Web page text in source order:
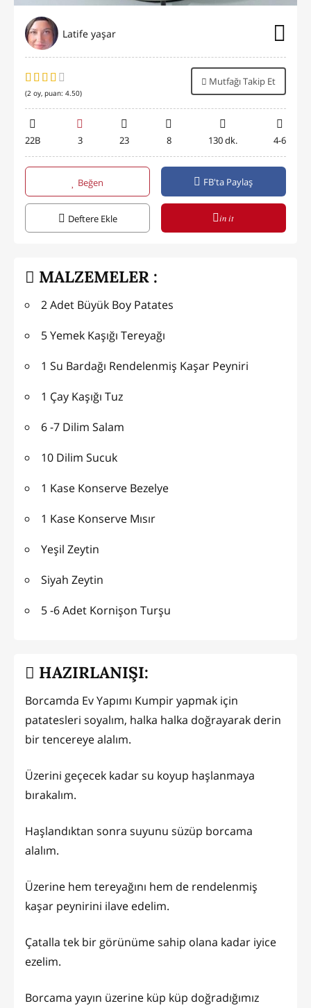
Latife yaşar
(2 oy, puan: 4.50)
Mutfağı Takip Et
22B 3 23 8 130 dk. 4-6
Beğen FB'ta Paylaş
Deftere Ekle in it
MALZEMELER :
2 Adet Büyük Boy Patates
5 Yemek Kaşığı Tereyağı
1 Su Bardağı Rendelenmiş Kaşar Peyniri
1 Çay Kaşığı Tuz
6 -7 Dilim Salam
10 Dilim Sucuk
1 Kase Konserve Bezelye
1 Kase Konserve Mısır
Yeşil Zeytin
Siyah Zeytin
5 -6 Adet Kornişon Turşu
HAZIRLANIŞI:
Borcamda Ev Yapımı Kumpir yapmak için
patatesleri soyalım, halka halka doğrayarak derin
bir tencereye alalım.
Üzerini geçecek kadar su koyup haşlanmaya
bırakalım.
Haşlandıktan sonra suyunu süzüp borcama
alalım.
Üzerine hem tereyağını hem de rendelenmiş
kaşar peynirini ilave edelim.
Çatalla tek bir görünüme sahip olana kadar iyice
ezelim.
Borcama yayın üzerine küp küp doğradığımız